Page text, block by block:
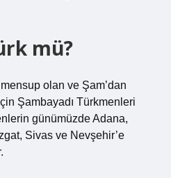
mü?
olan ve Şam’dan
Şambayadı Türkmenleri
günümüzde Adana,
Sivas ve Nevşehir’e